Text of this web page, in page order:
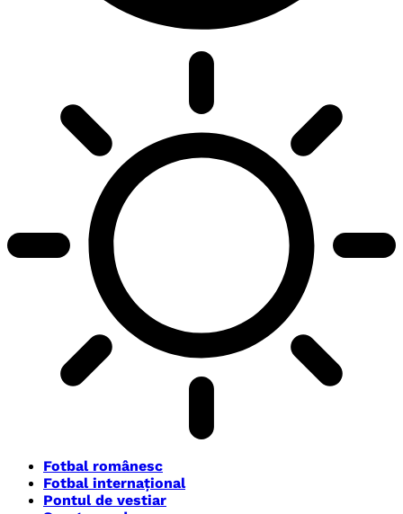
Fotbal românesc
Fotbal internațional
Pontul de vestiar